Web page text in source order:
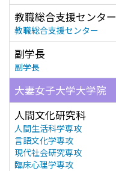
教職総合支援センター
教職総合支援センター
副学長
副学長
大妻女子大学大学院
人間文化研究科
人間生活科学専攻
言語文化学専攻
現代社会研究専攻
臨床心理学専攻